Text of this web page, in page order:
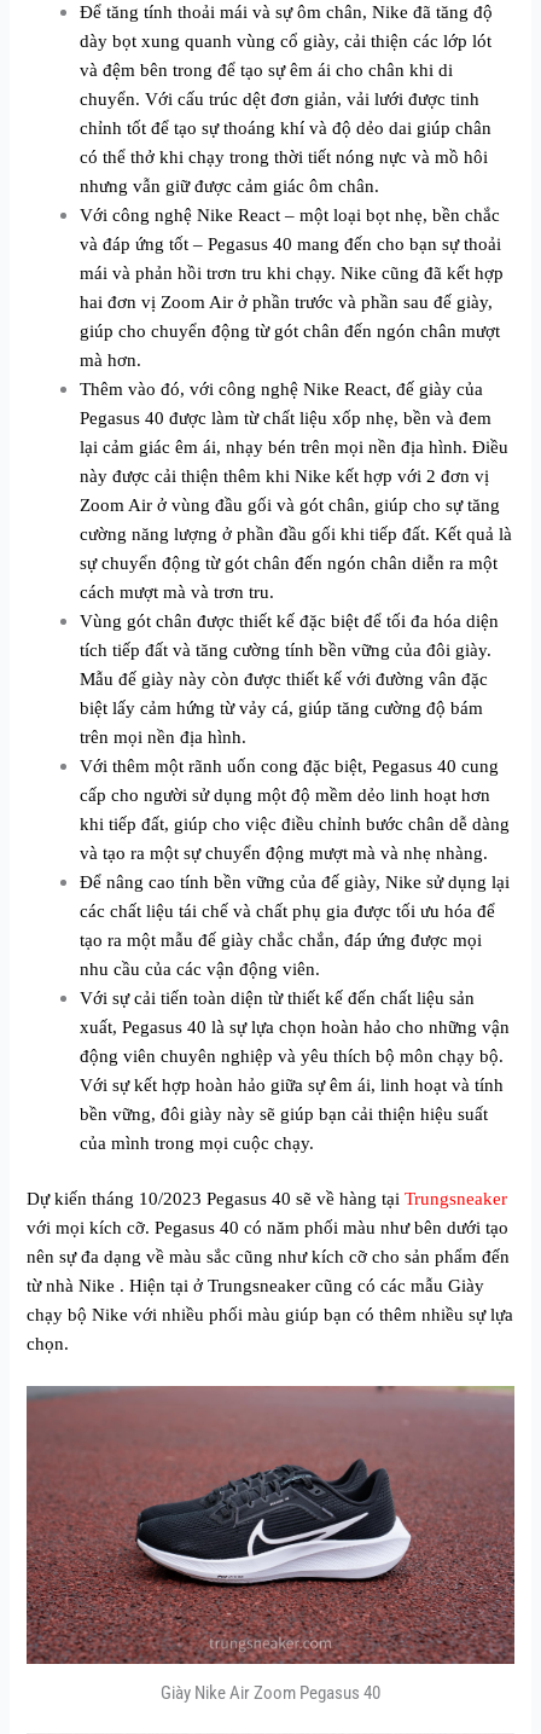
Để tăng tính thoải mái và sự ôm chân, Nike đã tăng độ
dày bọt xung quanh vùng cổ giày, cải thiện các lớp lót
và đệm bên trong để tạo sự êm ái cho chân khi di
chuyển. Với cấu trúc dệt đơn giản, vải lưới được tinh
chỉnh tốt để tạo sự thoáng khí và độ dẻo dai giúp chân
có thể thở khi chạy trong thời tiết nóng nực và mồ hôi
nhưng vẫn giữ được cảm giác ôm chân.
Với công nghệ Nike React – một loại bọt nhẹ, bền chắc
và đáp ứng tốt – Pegasus 40 mang đến cho bạn sự thoải
mái và phản hồi trơn tru khi chạy. Nike cũng đã kết hợp
hai đơn vị Zoom Air ở phần trước và phần sau đế giày,
giúp cho chuyển động từ gót chân đến ngón chân mượt
mà hơn.
Thêm vào đó, với công nghệ Nike React, đế giày của
Pegasus 40 được làm từ chất liệu xốp nhẹ, bền và đem
lại cảm giác êm ái, nhạy bén trên mọi nền địa hình. Điều
này được cải thiện thêm khi Nike kết hợp với 2 đơn vị
Zoom Air ở vùng đầu gối và gót chân, giúp cho sự tăng
cường năng lượng ở phần đầu gối khi tiếp đất. Kết quả là
sự chuyển động từ gót chân đến ngón chân diễn ra một
cách mượt mà và trơn tru.
Vùng gót chân được thiết kế đặc biệt để tối đa hóa diện
tích tiếp đất và tăng cường tính bền vững của đôi giày.
Mẫu đế giày này còn được thiết kế với đường vân đặc
biệt lấy cảm hứng từ vảy cá, giúp tăng cường độ bám
trên mọi nền địa hình.
Với thêm một rãnh uốn cong đặc biệt, Pegasus 40 cung
cấp cho người sử dụng một độ mềm dẻo linh hoạt hơn
khi tiếp đất, giúp cho việc điều chỉnh bước chân dễ dàng
và tạo ra một sự chuyển động mượt mà và nhẹ nhàng.
Để nâng cao tính bền vững của đế giày, Nike sử dụng lại
các chất liệu tái chế và chất phụ gia được tối ưu hóa để
tạo ra một mẫu đế giày chắc chắn, đáp ứng được mọi
nhu cầu của các vận động viên.
Với sự cải tiến toàn diện từ thiết kế đến chất liệu sản
xuất, Pegasus 40 là sự lựa chọn hoàn hảo cho những vận
động viên chuyên nghiệp và yêu thích bộ môn chạy bộ.
Với sự kết hợp hoàn hảo giữa sự êm ái, linh hoạt và tính
bền vững, đôi giày này sẽ giúp bạn cải thiện hiệu suất
của mình trong mọi cuộc chạy.
Dự kiến tháng 10/2023 Pegasus 40 sẽ về hàng tại Trungsneaker
với mọi kích cỡ. Pegasus 40 có năm phối màu như bên dưới tạo
nên sự đa dạng về màu sắc cũng như kích cỡ cho sản phẩm đến
từ nhà Nike . Hiện tại ở Trungsneaker cũng có các mẫu Giày
chạy bộ Nike với nhiều phối màu giúp bạn có thêm nhiều sự lựa
chọn.
Giày Nike Air Zoom Pegasus 40